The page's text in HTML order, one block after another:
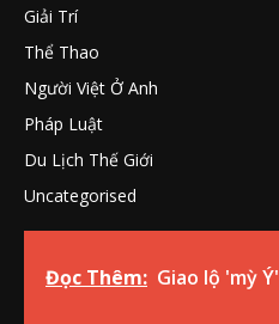
Giải Trí
Thể Thao
Người Việt Ở Anh
Pháp Luật
Du Lịch Thế Giới
Uncategorised
Đọc Thêm: Giao lộ 'mỳ Ý'